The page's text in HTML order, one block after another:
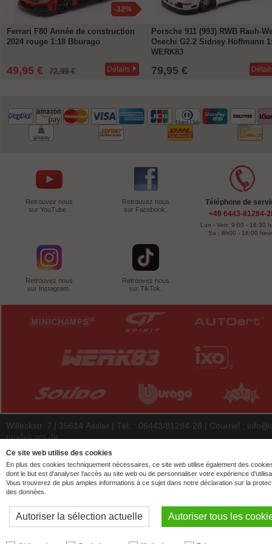
-32%
Ferrari F80 Année de construction
2024 rouge 1:18 Bburago
49,95 € 72,99 € Détails
Porsche 911 (993) RWB Rauh-
Osechi G2.2 Sidney Hoffmann
WERK83
79,95 €
Retrouvez nous
sur YouTube .
Retrouvez nous
sur Facebook.
Retrouvez nous
sur Instagram.
Retrouvez nous
sur TikTok.
Téléphone de
+49 6443-81284-
Lun - Ven: 9:00 - 16:30
Sa : 8h00 - 18:00
Willeckstr. 7 | 35614 Asslar | Tél. : 06443/81284-28 | Courriel :
modelcars.de
© 2026 | ck-modelcars Christoph Krombach e.K.
4.9/5.00 of7446 ck-modelcars.de customer reviews | Trusted Shops
Ce site web utilise des cookies
En plus des cookies techniquement nécessaires, ce site web utilise également des
dont le but est d'analyser l'accès au site web ou de personnaliser votre expérience
Vous trouverez de plus amples informations à ce sujet dans notre déclaration sur la
des données.
Autoriser la sélection actuelle Autoriser tous les